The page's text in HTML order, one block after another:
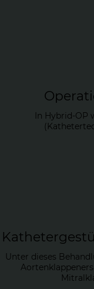
In Hybrid-OP
Unter dieses